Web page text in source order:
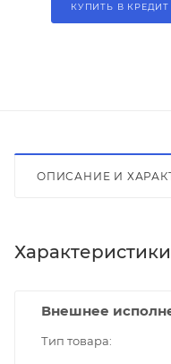
КУПИТЬ В КРЕДИТ
ОПИСАНИЕ И
Характеристики
Внешнее
Тип товара